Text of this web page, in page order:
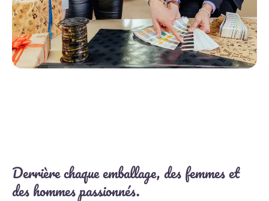
Derrière chaque emballage, des femmes et
des hommes passionnés.